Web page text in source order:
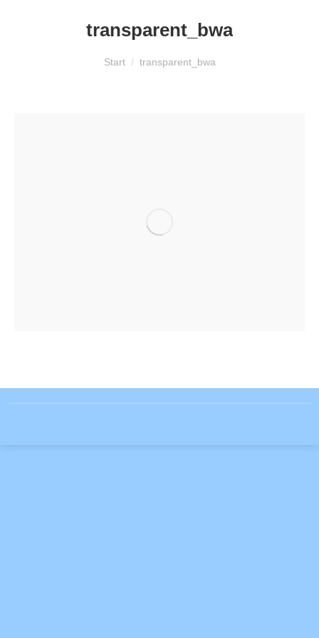
transparent_bwa
Sie befinden sich hier:
Start transparent_bwa